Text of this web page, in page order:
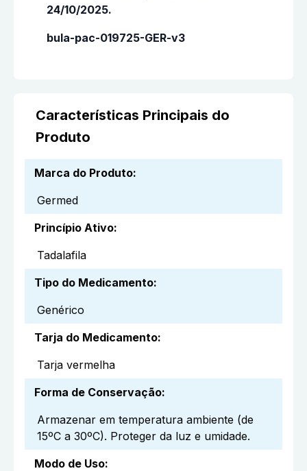
24/10/2025.
bula-pac-019725-GER-v3
Características Principais do
Produto
Marca do Produto:
Germed
Princípio Ativo:
Tadalafila
Tipo do Medicamento:
Genérico
Tarja do Medicamento:
Tarja vermelha
Forma de Conservação:
Armazenar em temperatura ambiente (de
15ºC a 30ºC). Proteger da luz e umidade.
Modo de Uso: